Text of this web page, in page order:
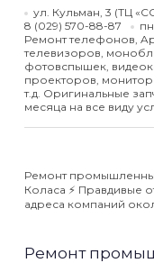
ул. Кульман, 3 (ТЦ
8 (029) 570-88-87
Ремонт телефонов,
телевизоров,
фотовспышек,
проекторов,
т.д. Оригинальные
месяца на все виду
Ремонт
Коласа ⚡️ Правдивые
адреса компаний
Ремонт